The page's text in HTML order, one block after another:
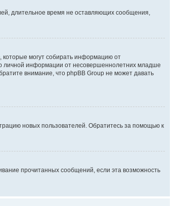
длительное время не оставляющих сообщения,
которые могут собирать информацию от
личной информации от несовершеннолетних младше
внимание, что phpBB Group не может давать
новых пользователей. Обратитесь за помощью к
прочитанных сообщений, если эта возможность